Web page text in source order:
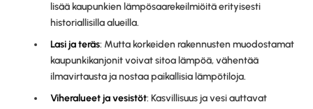
lisää kaupunkien lämpösaarekeilmiöitä erityisesti
historiallisilla alueilla.
Lasi ja teräs: Mutta korkeiden rakennusten muodostamat
kaupunkikanjonit voivat sitoa lämpöä, vähentää
ilmavirtausta ja nostaa paikallisia lämpötiloja.
Viheralueet ja vesistöt: Kasvillisuus ja vesi auttavat